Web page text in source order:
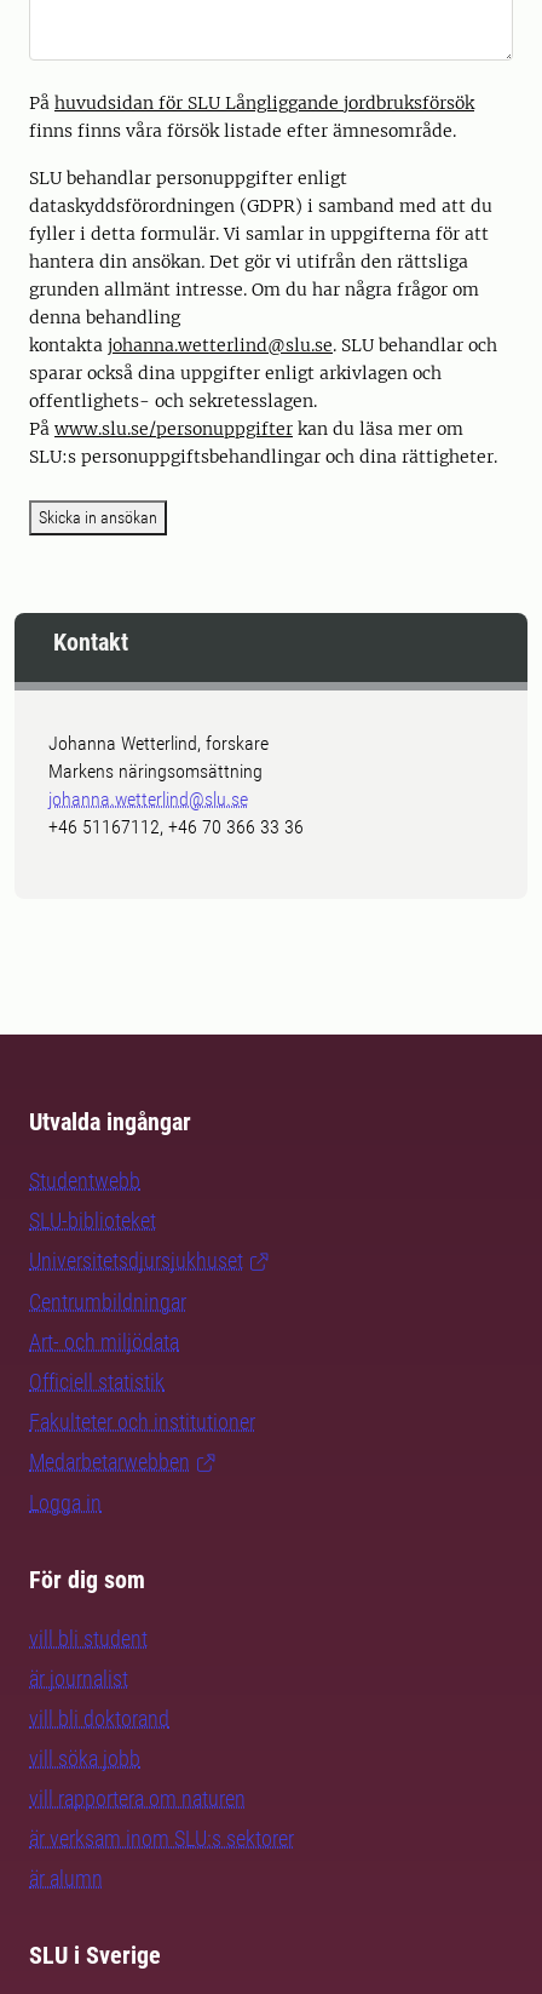
På huvudsidan för SLU Långliggande jordbruksförsök
finns finns våra försök listade efter ämnesområde.
SLU behandlar personuppgifter enligt
dataskyddsförordningen (GDPR) i samband med att du
fyller i detta formulär. Vi samlar in uppgifterna för att
hantera din ansökan. Det gör vi utifrån den rättsliga
grunden allmänt intresse. Om du har några frågor om
denna behandling
kontakta johanna.wetterlind@slu.se. SLU behandlar och
sparar också dina uppgifter enligt arkivlagen och
offentlighets- och sekretesslagen.
På www.slu.se/personuppgifter kan du läsa mer om
SLU:s personuppgiftsbehandlingar och dina rättigheter.
Skicka in ansökan
Kontakt
Johanna Wetterlind, forskare
Markens näringsomsättning
johanna.wetterlind@slu.se
+46 51167112, +46 70 366 33 36
Utvalda ingångar
Studentwebb
SLU-biblioteket
Universitetsdjursjukhuset
Centrumbildningar
Art- och miljödata
Officiell statistik
Fakulteter och institutioner
Medarbetarwebben
Logga in
För dig som
vill bli student
är journalist
vill bli doktorand
vill söka jobb
vill rapportera om naturen
är verksam inom SLU:s sektorer
är alumn
SLU i Sverige